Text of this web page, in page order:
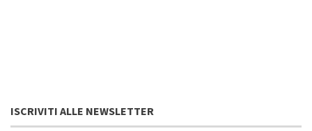
ISCRIVITI ALLE NEWSLETTER